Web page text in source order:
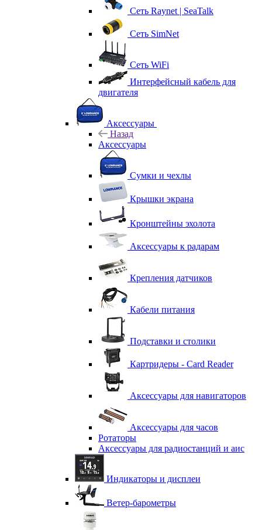
Сеть Raynet | SeaTalk
Сеть SimNet
Сеть WiFi
Интерфейсный кабель для
двигателя
Аксессуары
Назад
Аксессуары
Сумки и чехлы
Крышки экрана
Кронштейны эхолота
Аксессуары к радарам
Крепления датчиков
Кабели питания
Подставки и столики
Картридеры - Card Reader
Аксессуары для навигаторов
Аксессуары для часов
Ротаторы
Аксессуары для радиостанций и аис
Индикаторы и дисплеи
Ветер-барометры